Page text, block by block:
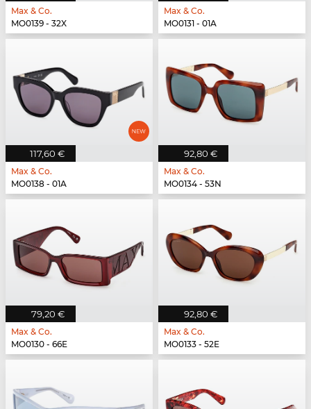
Max & Co.
MO0139 - 32X
Max & Co.
MO0131 - 01A
117,60 €
Max & Co.
MO0138 - 01A
92,80 €
Max & Co.
MO0134 - 53N
79,20 €
Max & Co.
MO0130 - 66E
92,80 €
Max & Co.
MO0133 - 52E